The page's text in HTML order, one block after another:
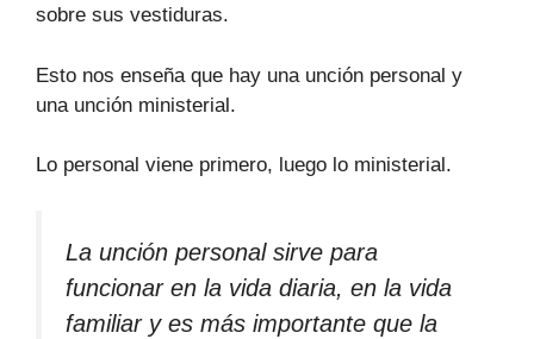
sobre sus vestiduras.
Esto nos enseña que hay una unción personal y
una unción ministerial.
Lo personal viene primero, luego lo ministerial.
La unción personal sirve para
funcionar en la vida diaria, en la vida
familiar y es más importante que la